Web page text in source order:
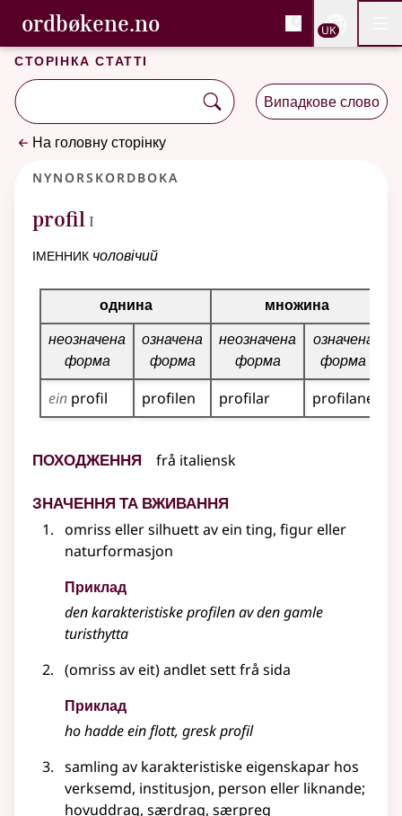
Перейти до основного вмісту
Доступність
ordbøkene.no, Cловник букмола та
Cловник букмола та Словник нюношка
UK
Сторінка статті
Випадкове слово
На головну сторінку
Nynorskordboka
profil 1
I
іменник чоловічий
Таблиця відмінювання для цього іменника
однина
множина
неозначена
форма
означена
форма
неозначена
форма
означена
форма
ein profil profilen profilar profilane
Походження frå italiensk
Значення та вживання
omriss eller silhuett av ein ting, figur eller
naturformasjon
Приклад
den karakteristiske profilen av den gamle
turisthytta
(omriss av eit) andlet sett frå sida
Приклад
ho hadde ein flott, gresk profil
samling av karakteristiske eigenskapar hos
verksemd, institusjon, person eller liknande;
hovuddrag, særdrag, særpreg